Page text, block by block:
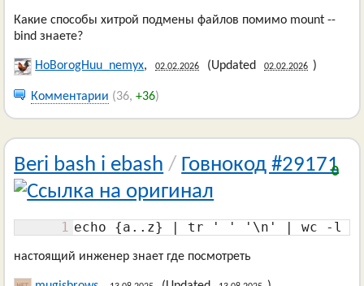
Какие способы хитрой подмены файлов помимо mount --
bind знаете?
HoBorogHuu_nemyx, 02.02.2026 (Updated 02.02.2026 )
Комментарии (36,+36)
Beri bash i ebash / Говнокод #29171
0
1 echo {a..z} | tr ' ' '\n' | wc -l
настоящий инженер знает где посмотреть